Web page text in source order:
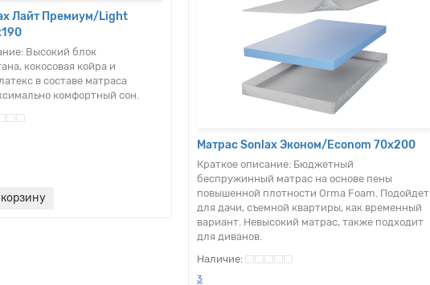
Лайт Премиум/Light
Высокий блок
кокосовая койра и
в составе матраса
комфортный сон.
Матрас Sonlax Эконом/Econom 70x200
Краткое описание: Бюджетный
беспружинный матрас на основе пены
повышенной плотности Orma Foam. Подойдет
для дачи, съемной квартиры, как временный
вариант. Невысокий матрас, также подходит
для диванов.
3